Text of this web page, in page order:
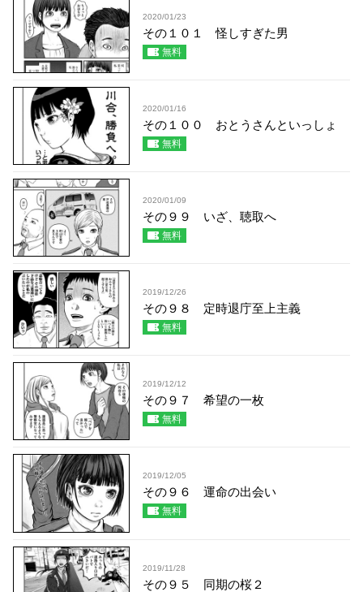
2020/01/23
その１０１ 怪しすぎた男
無料
2020/01/16
その１００ おとうさんといっしょ
無料
2020/01/09
その９９ いざ、聴取へ
無料
2019/12/26
その９８ 定時退庁至上主義
無料
2019/12/12
その９７ 希望の一枚
無料
2019/12/05
その９６ 運命の出会い
無料
2019/11/28
その９５ 同期の桜２